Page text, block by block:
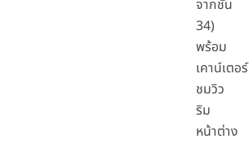
จากชั้น
34)
พร้อม
เคาน์เตอร์
ชมวิว
ริม
หน้าต่าง